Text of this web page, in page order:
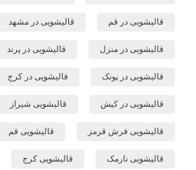
قالیشویی در قم قالیشویی در مشهد
قالیشویی در منزل قالیشویی در پرند
قالیشویی در پونک قالیشویی در کرج
قالیشویی در کیش قالیشویی شیراز
قالیشویی فرش قرمز قالیشویی قم
قالیشویی نارمک قالیشویی کرج